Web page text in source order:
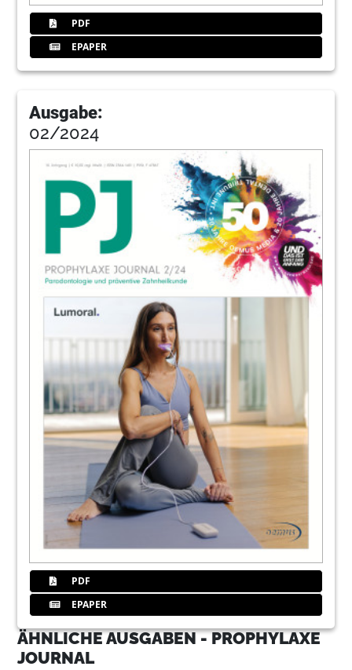
PDF
EPAPER
Ausgabe:
02/2024
PDF
EPAPER
ÄHNLICHE AUSGABEN - PROPHYLAXE
JOURNAL